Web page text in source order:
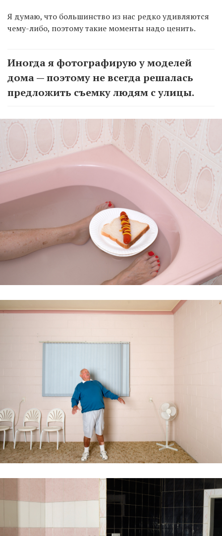
Я думаю, что большинство из нас редко удивляются
чему-либо, поэтому такие моменты надо ценить.
Иногда я фотографирую у моделей
дома — поэтому не всегда решалась
предложить съемку людям с улицы.